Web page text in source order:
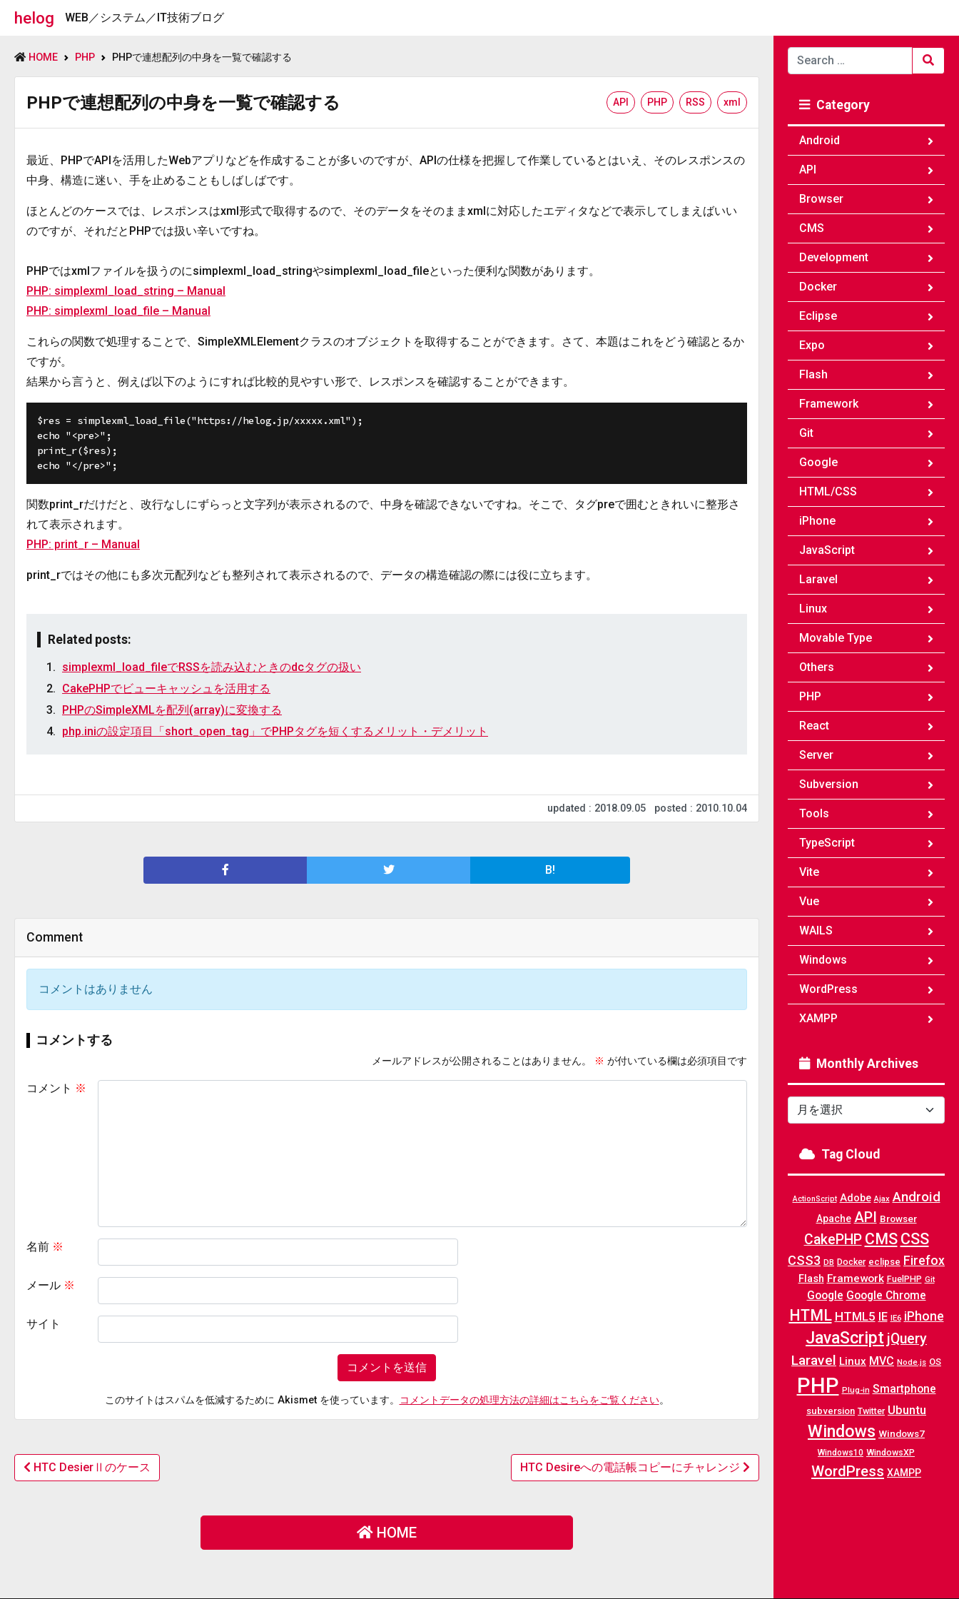
helog WEB／システム／IT技術ブログ
HOME PHP PHPで連想配列の中身を一覧で確認する
PHPで連想配列の中身を一覧で確認する API PHP RSS xml
最近、PHPでAPIを活用したWebアプリなどを作成することが多いのですが、APIの仕様を把握して作業しているとはいえ、そのレスポンスの
中身、構造に迷い、手を止めることもしばしばです。
ほとんどのケースでは、レスポンスはxml形式で取得するので、そのデータをそのままxmlに対応したエディタなどで表示してしまえばいい
のですが、それだとPHPでは扱い辛いですね。
PHPではxmlファイルを扱うのにsimplexml_load_stringやsimplexml_load_fileといった便利な関数があります。
PHP: simplexml_load_string – Manual
PHP: simplexml_load_file – Manual
これらの関数で処理することで、SimpleXMLElementクラスのオブジェクトを取得することができます。さて、本題はこれをどう確認とるか
ですが。
結果から言うと、例えば以下のようにすれば比較的見やすい形で、レスポンスを確認することができます。
$res = simplexml_load_file("https://helog.jp/xxxxx.xml");
echo "<pre>";
print_r($res);
関数print_rだけだと、改行なしにずらっと文字列が表示されるので、中身を確認できないですね。そこで、タグpreで囲むときれいに整形さ
れて表示されます。
PHP: print_r – Manual
print_rではその他にも多次元配列なども整列されて表示されるので、データの構造確認の際には役に立ちます。
Related posts:
simplexml_load_fileでRSSを読み込むときのdcタグの扱い
CakePHPでビューキャッシュを活用する
PHPのSimpleXMLを配列(array)に変換する
php.iniの設定項目「short_open_tag」でPHPタグを短くするメリット・デメリット
updated : 2018.09.05 posted : 2010.10.04
B!
Comment
コメントはありません
コメントする
メールアドレスが公開されることはありません。 ※ が付いている欄は必須項目です
コメント ※
名前 ※
メール ※
サイト
このサイトはスパムを低減するために Akismet を使っています。 コメントデータの処理方法の詳細はこちらをご覧ください。
HTC DesierⅡのケース HTC Desireへの電話帳コピーにチャレンジ
HOME
Search
for:
Category
Android
API
Browser
CMS
Development
Docker
Eclipse
Expo
Flash
Framework
Git
Google
HTML/CSS
iPhone
JavaScript
Laravel
Linux
Movable Type
Others
PHP
React
Server
Subversion
Tools
TypeScript
Vite
Vue
WAILS
Windows
WordPress
XAMPP
Monthly Archives
Archives
Tag Cloud
ActionScript Adobe Ajax Android
Apache API Browser
CakePHP CMS CSS
CSS3 DB Docker eclipse Firefox
Flash Framework FuelPHP Git
Google Google Chrome
HTML HTML5 IE IE6 iPhone
JavaScript jQuery
Laravel Linux MVC Node.js OS
PHP Plug-in Smartphone
subversion Twitter Ubuntu
Windows Windows7
Windows10 WindowsXP
WordPress XAMPP